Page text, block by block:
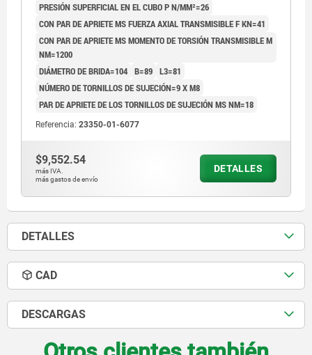
PRESIÓN SUPERFICIAL EN EL CUBO P N/MM²=26
CON PAR DE APRIETE MS FUERZA AXIAL TRANSMISIBLE F KN=41
CON PAR DE APRIETE MS MOMENTO DE TORSIÓN TRANSMISIBLE M
NM=1200
DIÁMETRO DE BRIDA=104 B=89 L3=81
NÚMERO DE TORNILLOS DE SUJECIÓN=9 X M8
PAR DE APRIETE DE LOS TORNILLOS DE SUJECIÓN MS NM=18
Referencia: 23350-01-6077
$9,552.54
más IVA.
más gastos de envío
DETALLES
DETALLES
CAD
DESCARGAS